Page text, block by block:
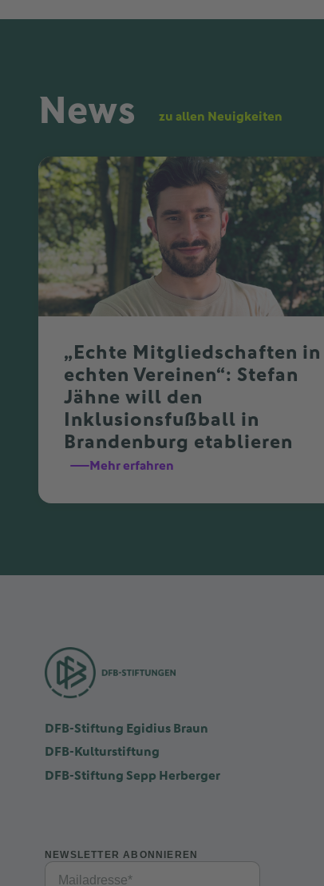
News zu allen Neuigkeiten
„Echte Mitgliedschaften in
echten Vereinen“: Stefan
Jähne will den
Inklusionsfußball in
Brandenburg etablieren
Mehr erfahren
DFB-Stiftung Egidius Braun
DFB-Kulturstiftung
DFB-Stiftung Sepp Herberger
NEWSLETTER ABONNIEREN